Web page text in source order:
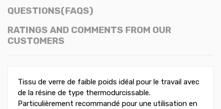
QUESTIONS(FAQS)
RATINGS AND COMMENTS FROM OUR
CUSTOMERS
Tissu de verre de faible poids idéal pour le travail avec
de la résine de type thermodurcissable.
Particulièrement recommandé pour une utilisation en